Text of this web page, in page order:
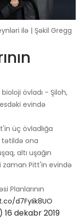
ilə | Şəkil Gregg
övladı - Şiloh,
evində
üç övladlığa
tətildə ona
altı uşağın
zaman Pitt'in evində
Planlarının
d7FyIik8UO
16 dekabr 2019